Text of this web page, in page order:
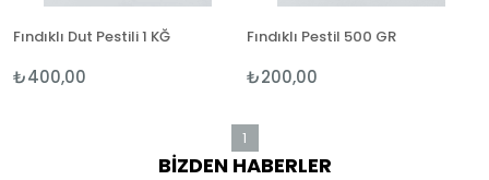
Fındıklı Dut Pestili 1 KĞ
₺400,00
Fındıklı Pestil 500 GR
₺200,00
1
BIZDEN HABERLER